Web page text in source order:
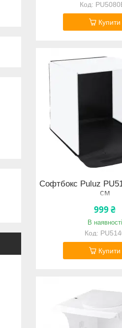
Купити
Софтбокс Puluz
см
999 ₴
В наявності
Купити